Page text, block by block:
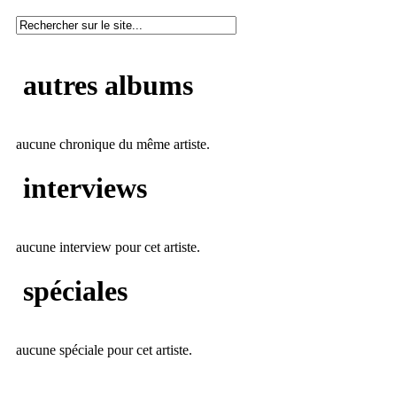
autres albums
aucune chronique du même artiste.
interviews
aucune interview pour cet artiste.
spéciales
aucune spéciale pour cet artiste.